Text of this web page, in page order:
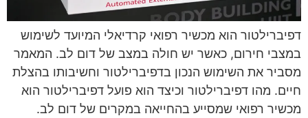
דפיברילטור הוא מכשיר רפואי קרדיאלי המיועד לשימוש
במצבי חירום, כאשר יש חולה במצב של דום לב. המאמר
מסביר את השימוש הנכון בדפיברילטור וחשיבותו בהצלת
חיים. מהו דפיברילטור וכיצד הוא פועל דפיברילטור הוא
מכשיר רפואי שמסייע בהחייאה במקרים של דום לב.